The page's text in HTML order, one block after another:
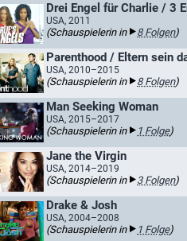
Drei Engel für Charlie / 3
USA, 2011
(Schauspielerin in 8 Folgen)
Parenthood / Eltern sein
USA, 2010–2015
(Schauspielerin in 8 Folgen)
Man Seeking Woman
USA, 2015–2017
(Schauspielerin in 1 Folge)
Jane the Virgin
USA, 2014–2019
(Schauspielerin in 3 Folgen)
Drake & Josh
USA, 2004–2008
(Schauspielerin in 1 Folge)